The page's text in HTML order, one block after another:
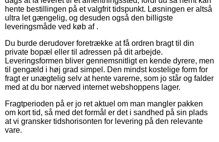
hente bestillingen på et valgfrit tidspunkt. Løsningen er altså
ultra let gængelig, og desuden også den billigste
leveringsmåde ved køb af .
Du burde derudover foretrække at få ordren bragt til din
private bopæl eller til adressen på dit arbejde.
Leveringsformen bliver gennemsnitligt en kende dyrere, men
til gengæld i høj grad simpel. Den mindst kostelige form for
fragt er unægtelig selv at hente varerne, som jo står og falder
med at du bor nærved internet webshoppens lager.
Fragtperioden på er jo ret aktuel om man mangler pakken
om kort tid, så med det formål er det i sandhed på sin plads
at vi gransker tidshorisonten for levering på den relevante
vare.